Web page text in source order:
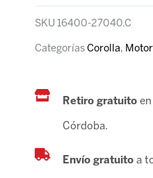
DIESEL
1CDFTV
CHINO
SKU 16400-27040.C
Categorías Corolla, Motor
Retiro gratuito
Córdoba.
Envío gratuitoa